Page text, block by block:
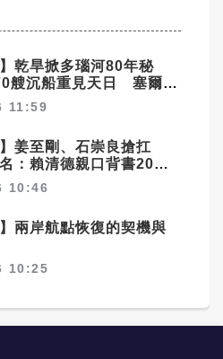
國在太空科技、探索及
航太發展提出警告，但
仍在多數關鍵領域保持
術、可重複使用火箭、
空探索技術，尤其
先商業發射能力，美國
的主要領導者。 然
的風險不是目前技術落
國應加強政府與民間合
能力，支持本土航太供
更緊密的太空合作體
；如今，決定太空影響
誰能更快速、更低成本
the US-China
#AI
#Academicblock
—
態。長期以來，美國沉
透過技術封鎖壓制中國
，中國部分高端產業已追
風聲鶴唳的狀態。如今
破的消息，美國對應科
跌。美國清楚自身曾經
解，卻又執意要守住科
前，美國財政
）也曾警告，中
全球智慧貨運發展樹立
多營運路線及商業場景
望成為全球自動駕駛貨
帶動智慧物流產業邁向
新紀元。
業衰退的負責消息。 李
累計虧損巨大，高資本
至長鑫完成上市，所有
稱，「坦白
也沒有那麼大腦洞能幻
度實現如此驕人的成績
國第一、全球第四的
的崛起如此迅速，這是
心資本價值投資的獎
亞迪主體直接持股；在
發現，比亞迪董事長王
長鑫科技0.014%股
「仰望」等比亞迪旗下
】乾旱掀多瑙河80年秘
艘沉船重見天日 塞爾維
救航運命脈
11:59
姜至剛、石崇良搶扛
：賴清德親口背書20%
10:46
】兩岸航點恢復的契機與
10:25